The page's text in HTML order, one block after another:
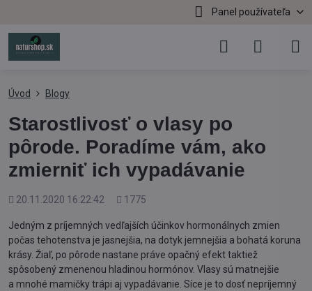
Panel používateľa
Úvod Blogy
Starostlivosť o vlasy po
pôrode. Poradíme vám, ako
zmierniť ich vypadávanie
Pridané
20.11.2020 16:22:42
Počet
1775
Jedným z príjemných vedľajších účinkov hormonálnych zmien
počas tehotenstva je jasnejšia, na dotyk jemnejšia a bohatá koruna
krásy. Žiaľ, po pôrode nastane práve opačný efekt taktiež
spôsobený zmenenou hladinou hormónov. Vlasy sú matnejšie
a mnohé mamičky trápi aj vypadávanie. Síce je to dosť nepríjemný